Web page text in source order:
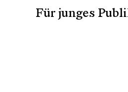
Für junges